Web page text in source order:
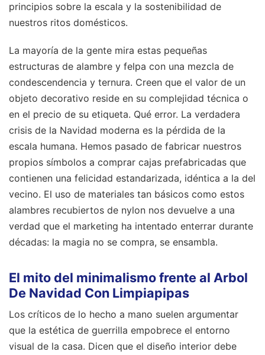
principios sobre la escala y la sostenibilidad de
nuestros ritos domésticos.
La mayoría de la gente mira estas pequeñas
estructuras de alambre y felpa con una mezcla de
condescendencia y ternura. Creen que el valor de un
objeto decorativo reside en su complejidad técnica o
en el precio de su etiqueta. Qué error. La verdadera
crisis de la Navidad moderna es la pérdida de la
escala humana. Hemos pasado de fabricar nuestros
propios símbolos a comprar cajas prefabricadas que
contienen una felicidad estandarizada, idéntica a la del
vecino. El uso de materiales tan básicos como estos
alambres recubiertos de nylon nos devuelve a una
verdad que el marketing ha intentado enterrar durante
décadas: la magia no se compra, se ensambla.
El mito del minimalismo frente al Arbol
De Navidad Con Limpiapipas
Los críticos de lo hecho a mano suelen argumentar
que la estética de guerrilla empobrece el entorno
visual de la casa. Dicen que el diseño interior debe